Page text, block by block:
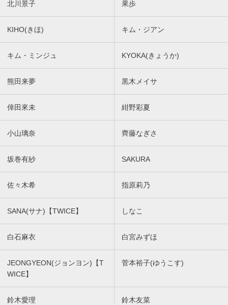
北川景子 果歩
KIHO(きほ) キム・ジアン
キム・ミンジュ KYOKA(きょうか)
熊田来夢 黒木メイサ
倖田來未 紺野彩夏
小山璃奈 齊藤なぎさ
坂巻有紗 SAKURA
佐々木希 指原莉乃
SANA(サナ)【TWICE】 しなこ
白石麻衣 白宮みずほ
JEONGYEON(ジョンヨン)【T
WICE】
菅本裕子(ゆうこす)
鈴木愛理 鈴木友菜